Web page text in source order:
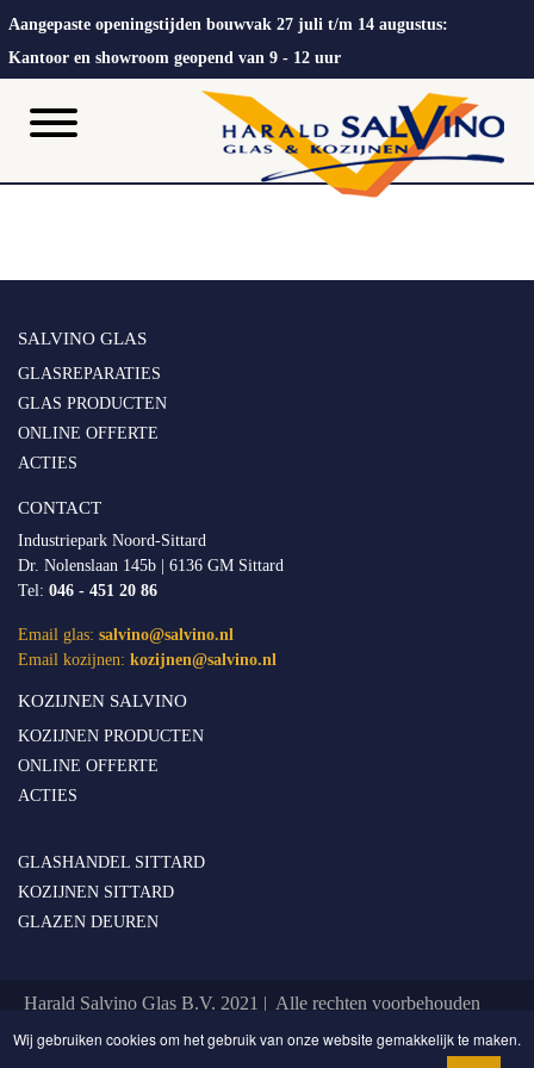
Aangepaste openingstijden bouwvak 27 juli t/m 14 augustus:
Kantoor en showroom geopend van 9 - 12 uur
SALVINO GLAS
GLASREPARATIES
GLAS PRODUCTEN
ONLINE OFFERTE
ACTIES
KOZIJNEN SALVINO
KOZIJNEN PRODUCTEN
ONLINE OFFERTE
ACTIES
GLASHANDEL SITTARD
KOZIJNEN SITTARD
GLAZEN DEUREN
CONTACT
Industriepark Noord-Sittard
Dr. Nolenslaan 145b | 6136 GM Sittard
Tel: 046 - 451 20 86
Email glas: salvino@salvino.nl
Email kozijnen: kozijnen@salvino.nl
Harald Salvino Glas B.V. 2021 | Alle rechten voorbehouden
Privacy & Cookie Statement
Wij gebruiken cookies om het gebruik van onze website gemakkelijk te maken.